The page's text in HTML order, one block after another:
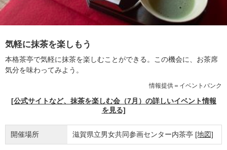
気軽に抹茶を楽しもう
本格茶亭で気軽に抹茶を楽しむことができる。この機会に、お茶席
気分を味わってみよう。
情報提供＝イベントバンク
[公式サイトなど、抹茶を楽しむ会（7月）の詳しいイベント情報
を見る]
開催場所 滋賀県立男女共同参画センター内茶亭 [地図]